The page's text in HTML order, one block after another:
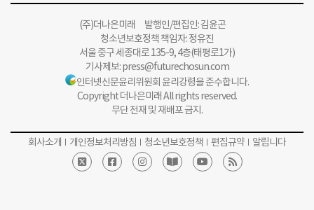
(주)더나은미래 발행인/편집인: 김윤곤
청소년보호정책 책임자: 정유진
서울 중구 세종대로 135-9, 4층(태평로1가)
기사제보:press@futurechosun.com
인터넷신문윤리위원회 윤리강령을 준수합니다.
Copyright 더나은미래 All rights reserved.
무단 전재 및 재배포 금지.
회사소개 개인정보처리방침 청소년보호정책 편집규약 알립니다